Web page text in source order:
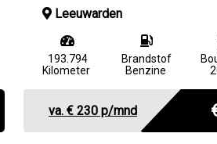
Leeuwarden
193.794
Kilometer
Brandstof
Benzine
va. € 230 p/mnd